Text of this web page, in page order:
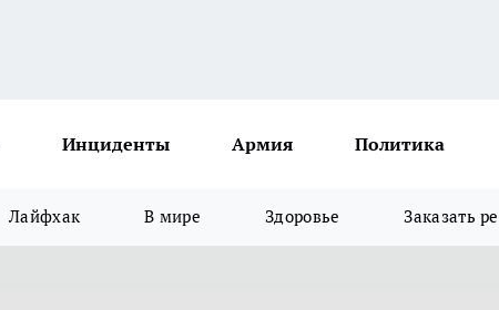
Инциденты Армия Политика
Лайфхак В мире Здоровье Заказать